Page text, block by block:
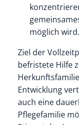
möglich wird.
Ziel der
befristete Hilfe
Entwicklung
auch eine
Pflegefamilie